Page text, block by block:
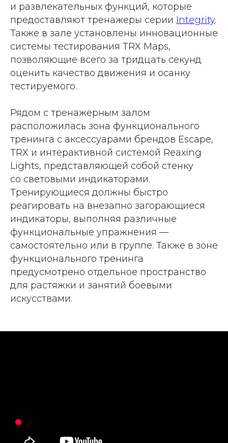
и развлекательных функций, которые
предоставляют тренажеры серии Integrity.
Также в зале установлены инновационные
системы тестирования TRX Maps,
позволяющие всего за тридцать секунд
оценить качество движения и осанку
тестируемого.
Рядом с тренажерным залом
расположилась зона функционального
тренинга с аксессуарами брендов Escape,
TRX и интерактивной системой Reaxing
Lights, представляющей собой стенку
со световыми индикаторами.
Тренирующиеся должны быстро
реагировать на внезапно загорающиеся
индикаторы, выполняя различные
функциональные упражнения —
самостоятельно или в группе. Также в зоне
функционального тренинга
предусмотрено отдельное пространство
для растяжки и занятий боевыми
искусствами.